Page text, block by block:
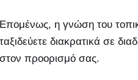
Επομένως, η γνώση του
ταξιδεύετε διακρατικά σε
στον προορισμό σας.